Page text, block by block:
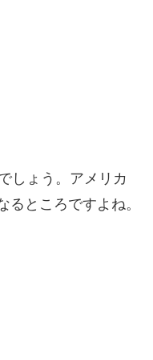
しょう。アメリカ
ところですよね。